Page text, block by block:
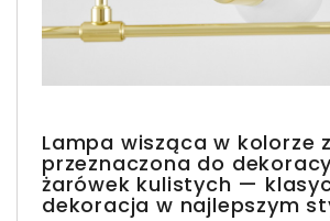
Lampa wisząca w kolorze
przeznaczona do
żarówek kulistych —
dekoracja w najlepszym